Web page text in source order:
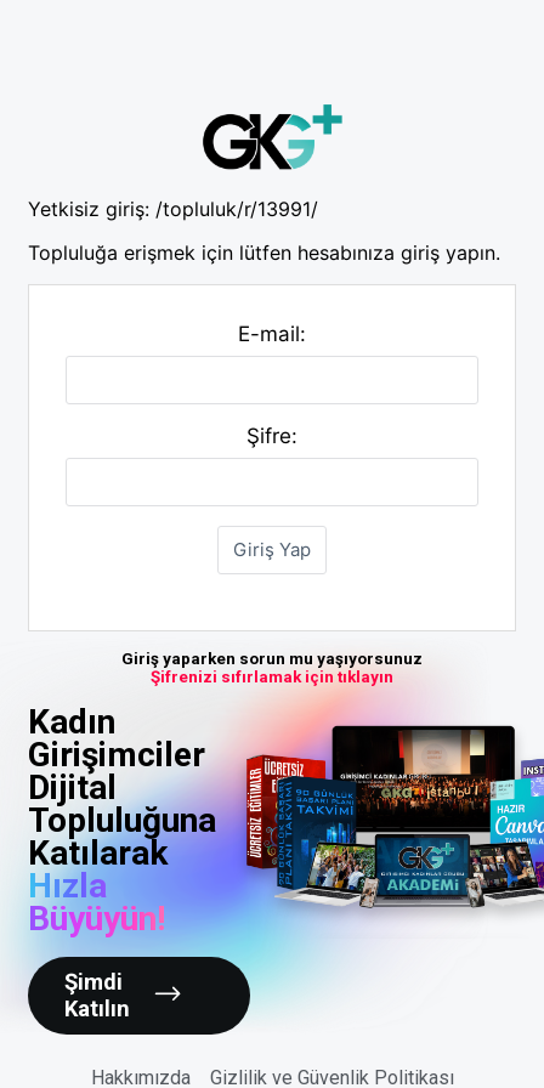
Yetkisiz giriş: /topluluk/r/13991/
Topluluğa erişmek için lütfen hesabınıza giriş yapın.
E-mail:
Şifre:
Giriş yaparken sorun mu yaşıyorsunuz
Şifrenizi sıfırlamak için tıklayın
Kadın
Girişimciler
Dijital
Topluluğuna
Katılarak
Hızla
Büyüyün!
Şimdi
Katılın
Hakkımızda Gizlilik ve Güvenlik Politikası